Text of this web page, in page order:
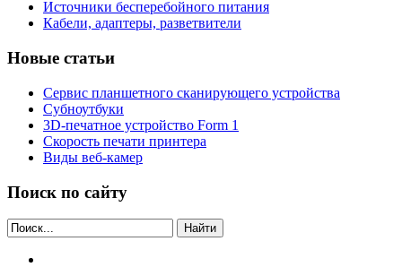
Источники бесперебойного питания
Кабели, адаптеры, разветвители
Новые статьи
Сервис планшетного сканирующего устройства
Субноутбуки
3D-печатное устройство Form 1
Скорость печати принтера
Виды веб-камер
Поиск по сайту
Найти